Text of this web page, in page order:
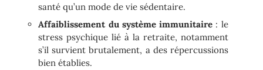
santé qu’un mode de vie sédentaire.
Affaiblissement du système immunitaire : le
stress psychique lié à la retraite, notamment
s’il survient brutalement, a des répercussions
bien établies.